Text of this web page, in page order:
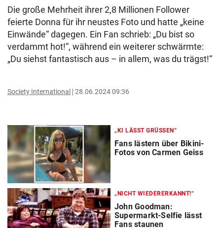
Die große Mehrheit ihrer 2,8 Millionen Follower
feierte Donna für ihr neustes Foto und hatte „keine
Einwände“ dagegen. Ein Fan schrieb: „Du bist so
verdammt hot!“, während ein weiterer schwärmte:
„Du siehst fantastisch aus – in allem, was du trägst!“
Society International 28.06.2024 09:36
„KI LÄSST GRÜSSEN“
Fans lästern über Bikini-
Fotos von Carmen Geiss
„NICHT WIEDERERKANNT!“
John Goodman:
Supermarkt-Selfie lässt
Fans staunen